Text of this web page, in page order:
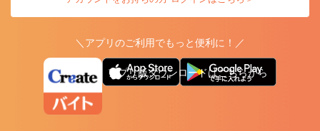
＼アプリのご利用でもっと便利に！／
アプリ版ダウンロードはこちらから